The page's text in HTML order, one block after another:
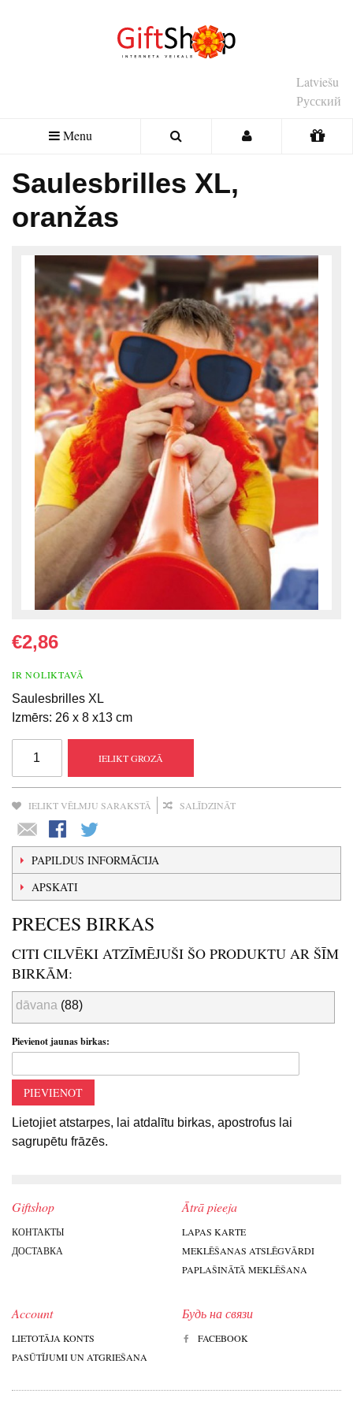
Latviešu
Русский
Menu
Saulesbrilles XL,
oranžas
€2,86
IR NOLIKTAVĀ
Saulesbrilles XL
Izmērs: 26 x 8 x13 cm
IELIKT GROZĀ
IELIKT VĒLMJU SARAKSTĀ SALĪDZINĀT
PAPILDUS INFORMĀCIJA
APSKATI
PRECES BIRKAS
CITI CILVĒKI ATZĪMĒJUŠI ŠO PRODUKTU AR ŠĪM
BIRKĀM:
dāvana (88)
Pievienot jaunas birkas:
PIEVIENOT
Lietojiet atstarpes, lai atdalītu birkas, apostrofus lai
sagrupētu frāzēs.
Giftshop
КОНТАКТЫ
ДОСТАВКА
Ātrā pieeja
LAPAS KARTE
MEKLĒŠANAS ATSLĒGVĀRDI
PAPLAŠINĀTĀ MEKLĒŠANA
Account
LIETOTĀJA KONTS
PASŪTĪJUMI UN ATGRIEŠANA
Будь на связи
FACEBOOK